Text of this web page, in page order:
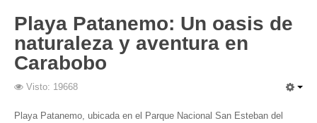
Parque Nacional Henri Pittier y Choroní
Parque Nacional La Cueva del Guácharo
Parque Nacional Laguna de Tacarigua
Parque Nacional Los Médanos de Coro
Parque Nacional Mochima
Playa Patanemo: Un oasis de
naturaleza y aventura en
Carabobo
Visto: 19668
Playa Patanemo, ubicada en el Parque Nacional San Esteban del